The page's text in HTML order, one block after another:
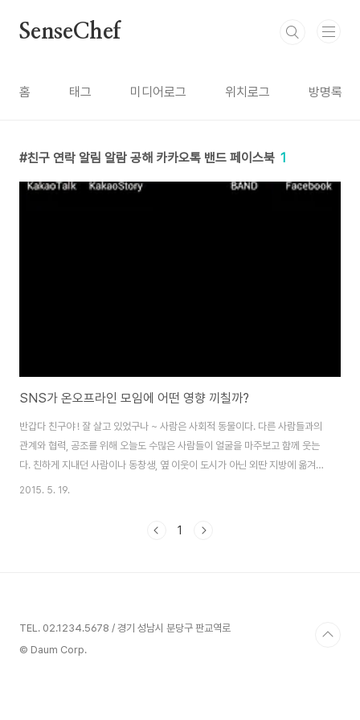
SenseChef
홈 태그 미디어로그 위치로그 방명록
친구 연락 알림 알람 공해 카카오톡 밴드 페이스북 1
SNS가 온오프라인 모임에 어떤 영향 끼칠까?
반갑다 친구야 ! 잘 살고 있었구나 ~ 사람은 사회적 동물이다. 다른 사람들과의
관계와 협력, 공조를 위해 오늘도 수많은 사람들이 얼굴을 마주보고 함께 웃는
다. 친하게 지내던 사람이나 동창생, 옆 이웃이 도시가 아닌 외딴 지방에 옮겨
간다면 그들과의 연락이 줄어 들며 자연스럽게 관계가 끊기게 된다. 해외로 이
면 곧 연락이 끊긴다. 비싼 전화 요금을 내며 전화 하기도 어렵고, 친구가 있는
2015. 5. 19.
1
TEL. 02.1234.5678 / 경기 성남시 분당구 판교역로
© Daum Corp.